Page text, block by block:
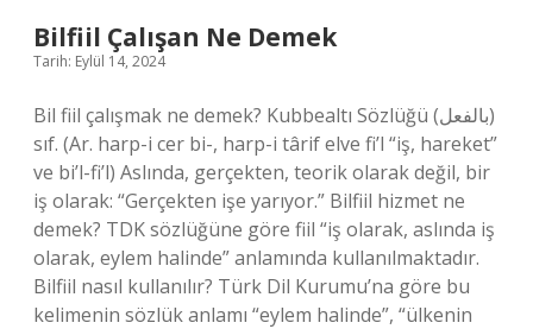
Bilfiil Çalışan Ne Demek
Tarih: Eylül 14, 2024
Bil fiil çalışmak ne demek? Kubbealtı Sözlüğü (ﺑﺎﻟﻔﻌﻞ)
sıf. (Ar. harp-i cer bi-, harp-i târif elve fi’l “iş, hareket”
ve bi’l-fi’l) Aslında, gerçekten, teorik olarak değil, bir
iş olarak: “Gerçekten işe yarıyor.” Bilfiil hizmet ne
demek? TDK sözlüğüne göre fiil “iş olarak, aslında iş
olarak, eylem halinde” anlamında kullanılmaktadır.
Bilfiil nasıl kullanılır? Türk Dil Kurumu’na göre bu
kelimenin sözlük anlamı “eylem halinde”, “ülkenin